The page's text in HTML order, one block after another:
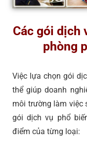
Các gói dịch
phòng
Việc lựa chọn gói
thể giúp doanh
môi trường làm việc
gói dịch vụ phổ
điểm của từng loại: